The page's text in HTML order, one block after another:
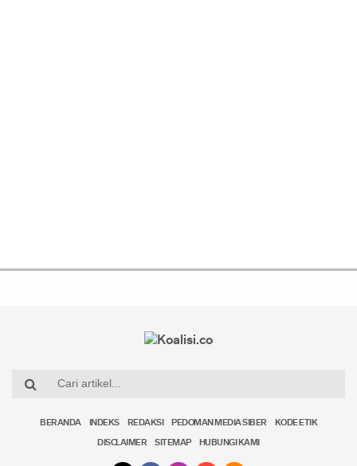
BERANDA INDEKS REDAKSI PEDOMAN MEDIA SIBER KODE ETIK
DISCLAIMER SITEMAP HUBUNGI KAMI